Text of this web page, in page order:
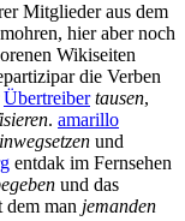
Mitglieder aus dem
hier aber noch
Wikiseiten
die Verben
Übertreiber tausen,
. amarillo
und
entdak im Fernsehen
und das
dem man jemanden